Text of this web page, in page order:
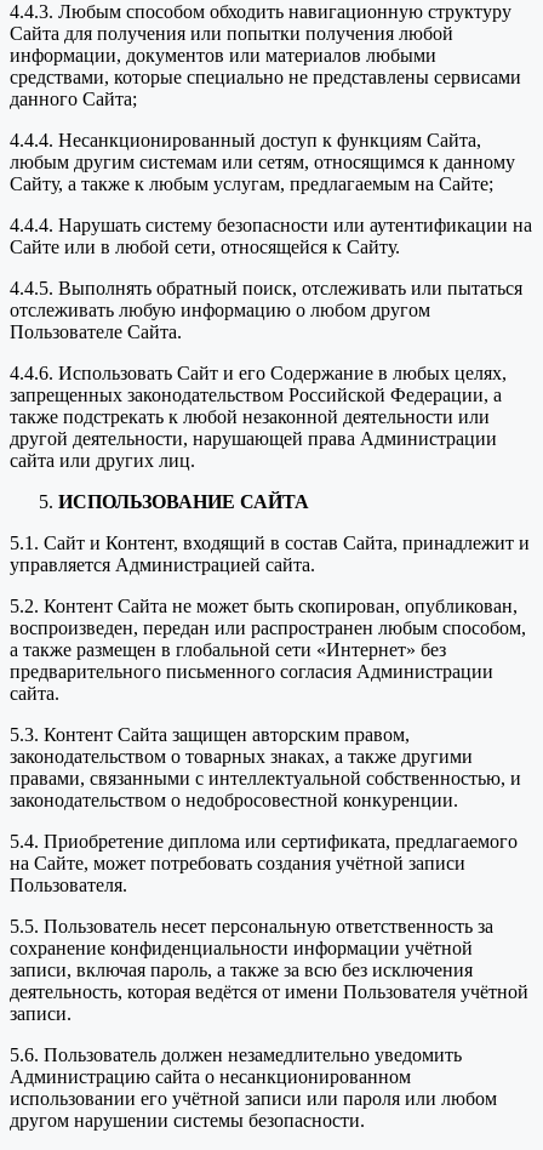
4.4.3. Любым способом обходить навигационную структуру
Сайта для получения или попытки получения любой
информации, документов или материалов любыми
средствами, которые специально не представлены сервисами
данного Сайта;
4.4.4. Несанкционированный доступ к функциям Сайта,
любым другим системам или сетям, относящимся к данному
Сайту, а также к любым услугам, предлагаемым на Сайте;
4.4.4. Нарушать систему безопасности или аутентификации на
Сайте или в любой сети, относящейся к Сайту.
4.4.5. Выполнять обратный поиск, отслеживать или пытаться
отслеживать любую информацию о любом другом
Пользователе Сайта.
4.4.6. Использовать Сайт и его Содержание в любых целях,
запрещенных законодательством Российской Федерации, а
также подстрекать к любой незаконной деятельности или
другой деятельности, нарушающей права Администрации
сайта или других лиц.
ИСПОЛЬЗОВАНИЕ САЙТА
5.1. Сайт и Контент, входящий в состав Сайта, принадлежит и
управляется Администрацией сайта.
5.2. Контент Сайта не может быть скопирован, опубликован,
воспроизведен, передан или распространен любым способом,
а также размещен в глобальной сети «Интернет» без
предварительного письменного согласия Администрации
сайта.
5.3. Контент Сайта защищен авторским правом,
законодательством о товарных знаках, а также другими
правами, связанными с интеллектуальной собственностью, и
законодательством о недобросовестной конкуренции.
5.4. Приобретение диплома или сертификата, предлагаемого
на Сайте, может потребовать создания учётной записи
Пользователя.
5.5. Пользователь несет персональную ответственность за
сохранение конфиденциальности информации учётной
записи, включая пароль, а также за всю без исключения
деятельность, которая ведётся от имени Пользователя учётной
записи.
5.6. Пользователь должен незамедлительно уведомить
Администрацию сайта о несанкционированном
использовании его учётной записи или пароля или любом
другом нарушении системы безопасности.